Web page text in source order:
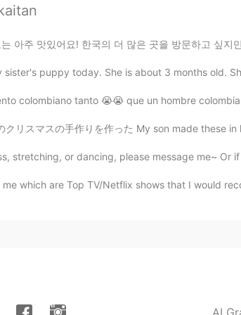
て、町
がクタクタですよ。
、 クタクタですよ。
어요! 한국의 더 많은 곳을 방문하고 싶지만 발목이 아파요 ㅠㅠ 새 운동화를 사고
sister's puppy today. She is about 3 months old.
colombiano tanto 😭😭 que un hombre
スの手作りを作った My son made these in kindergarten for Christmas.
stretching, or dancing, please message me~ Or
me which are Top TV/Netflix shows that I would
AI